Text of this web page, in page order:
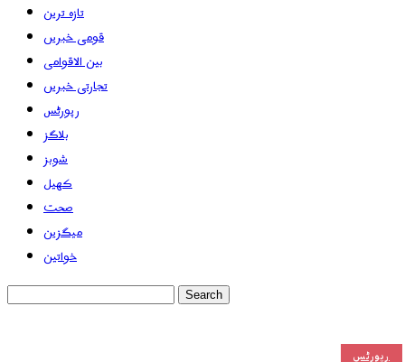
تازہ ترین
قومی خبریں
بین الاقوامی
تجارتی خبریں
رپورٹس
بلاگز
شوبز
کھیل
صحت
میگزین
خواتین
رپورٹس